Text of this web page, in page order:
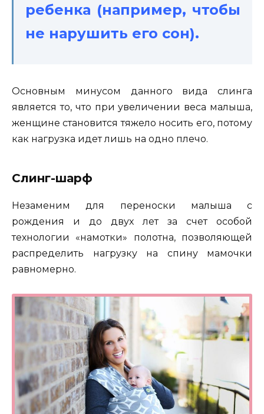
ребенка (например, чтобы
не нарушить его сон).
Основным минусом данного вида слинга
является то, что при увеличении веса малыша,
женщине становится тяжело носить его, потому
как нагрузка идет лишь на одно плечо.
Слинг-шарф
Незаменим для переноски малыша с
рождения и до двух лет за счет особой
технологии «намотки» полотна, позволяющей
распределить нагрузку на спину мамочки
равномерно.